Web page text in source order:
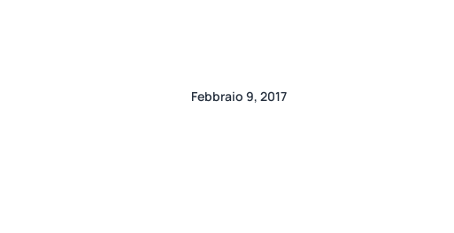
Febbraio 9, 2017